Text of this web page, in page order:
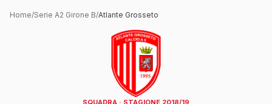
Home/Serie A2 Girone B/Atlante Grosseto
SQUADRA · STAGIONE 2018/19